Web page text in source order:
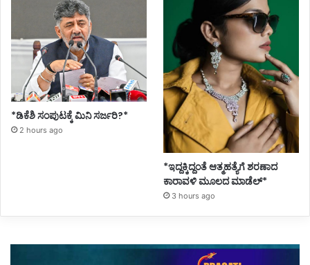
*ಡಿಕೆಶಿ ಸಂಪುಟಕ್ಕೆ ಮಿನಿ ಸರ್ಜರಿ?*
2 hours ago
*ಇದ್ದಕ್ಕಿದ್ದಂತೆ ಆತ್ಮಹತ್ಯೆಗೆ ಶರಣಾದ
ಕಾರಾವಳಿ ಮೂಲದ ಮಾಡೆಲ್*
3 hours ago